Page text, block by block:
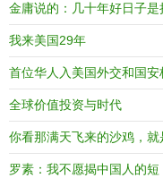
金庸说的：几十年好日子
我来美国29年
首位华人入美国外交和国安
全球价值投资与时代
你看那满天飞来的沙鸡，就
罗素：我不愿揭中国人的